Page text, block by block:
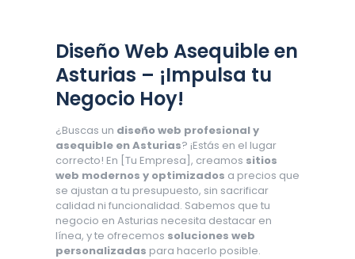
Diseño Web Asequible en
Asturias – ¡Impulsa tu
Negocio Hoy!
¿Buscas un diseño web profesional y
asequible en Asturias? ¡Estás en el lugar
correcto! En [Tu Empresa], creamos sitios
web modernos y optimizados a precios que
se ajustan a tu presupuesto, sin sacrificar
calidad ni funcionalidad. Sabemos que tu
negocio en Asturias necesita destacar en
línea, y te ofrecemos soluciones web
personalizadas para hacerlo posible.